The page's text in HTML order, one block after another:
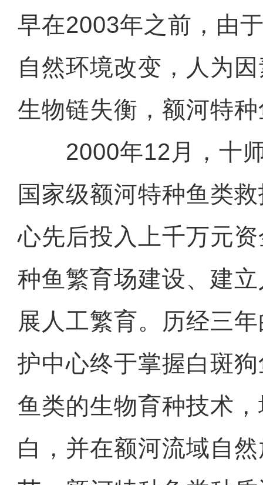
早在2003年之前，由
自然环境改变，人为
生物链失衡，额河特
2000年12月，十师
国家级额河特种鱼类
心先后投入上千万元
种鱼繁育场建设、建
展人工繁育。历经三
护中心终于掌握白斑
鱼类的生物育种技术
白，并在额河流域自